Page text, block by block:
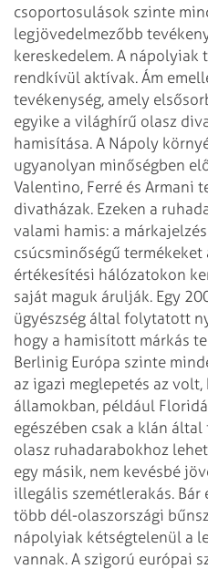
csoportosulások szinte
legjövedelmezőbb
kereskedelem. A nápolyiak
rendkívül aktívak. Ám
tevékenység, amely
egyike a világhírű olasz
hamisítása. A Nápoly
ugyanolyan minőségben
Valentino, Ferré és Armani
divatházak. Ezeken a
valami hamis: a
csúcsminőségű
értékesítési hálózatokon
saját maguk árulják. Egy
ügyészség által folytatott
hogy a hamisított márkás
Berlinig Európa szinte
az igazi meglepetés az
államokban, például
egészében csak a klán
olasz ruhadarabokhoz
egy másik, nem kevésbé
illegális szemétlerakás. Bár
több dél-olaszországi
nápolyiak kétségtelenül a
vannak. A szigorú európai